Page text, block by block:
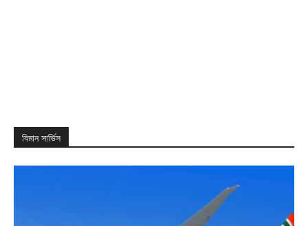
বিমান সার্ভিস